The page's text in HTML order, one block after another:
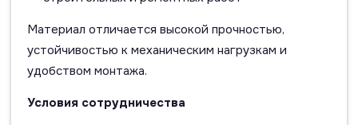
Материал отличается высокой прочностью,
устойчивостью к механическим нагрузкам и
удобством монтажа.
Условия сотрудничества